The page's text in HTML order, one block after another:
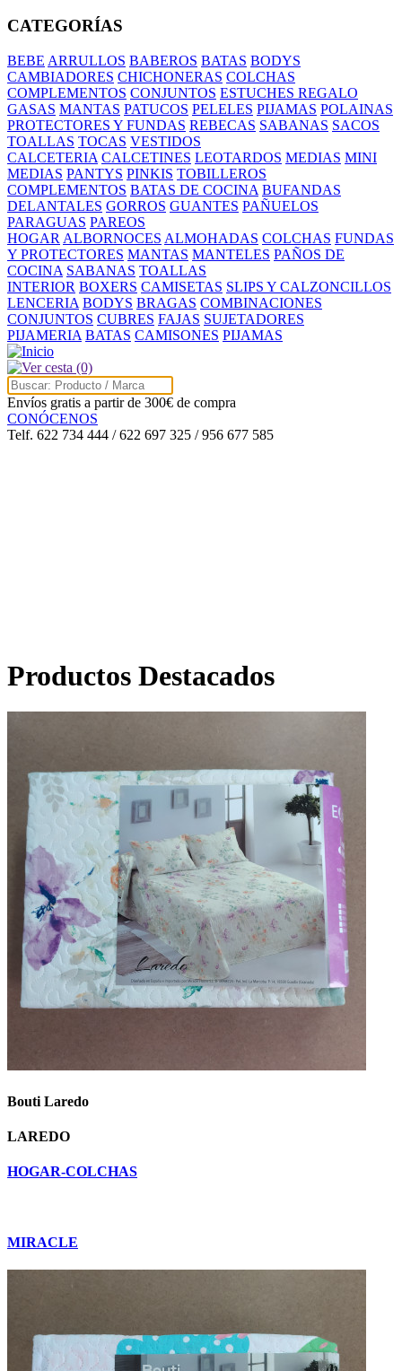
CATEGORÍAS
BEBE ARRULLOS BABEROS BATAS BODYS
CAMBIADORES CHICHONERAS COLCHAS
COMPLEMENTOS CONJUNTOS ESTUCHES REGALO
GASAS MANTAS PATUCOS PELELES PIJAMAS POLAINAS
PROTECTORES Y FUNDAS REBECAS SABANAS SACOS
TOALLAS TOCAS VESTIDOS
CALCETERIA CALCETINES LEOTARDOS MEDIAS MINI
MEDIAS PANTYS PINKIS TOBILLEROS
COMPLEMENTOS BATAS DE COCINA BUFANDAS
DELANTALES GORROS GUANTES PAÑUELOS
PARAGUAS PAREOS
HOGAR ALBORNOCES ALMOHADAS COLCHAS FUNDAS
Y PROTECTORES MANTAS MANTELES PAÑOS DE
COCINA SABANAS TOALLAS
INTERIOR BOXERS CAMISETAS SLIPS Y CALZONCILLOS
LENCERIA BODYS BRAGAS COMBINACIONES
CONJUNTOS CUBRES FAJAS SUJETADORES
PIJAMERIA BATAS CAMISONES PIJAMAS
(0)
Envíos gratis a partir de 300€ de compra
CONÓCENOS
Telf. 622 734 444 / 622 697 325 / 956 677 585
Productos Destacados
Bouti Laredo
LAREDO
HOGAR-COLCHAS
MIRACLE